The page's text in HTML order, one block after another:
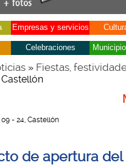
Empresas y servicios
Celebraciones
» Fiestas,
09 - 24, Castellón
de apertura